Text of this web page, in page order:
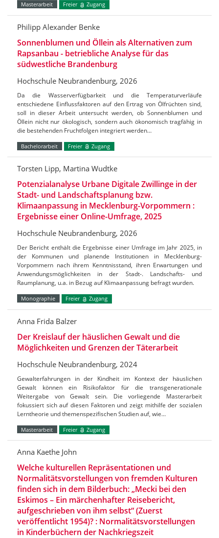
Masterarbeit Freier Zugang
Philipp Alexander Benke
Sonnenblumen und Öllein als Alternativen zum
Rapsanbau - betriebliche Analyse für das
südwestliche Brandenburg
Hochschule Neubrandenburg, 2026
Da die Wasserverfügbarkeit und die Temperaturverläufe
entschiedene Einflussfaktoren auf den Ertrag von Ölfrüchten sind,
soll in dieser Arbeit untersucht werden, ob Sonnenblumen und
Öllein nicht nur ökologisch, sondern auch ökonomisch tragfähig in
die bestehenden Fruchtfolgen integriert werden…
Bachelorarbeit Freier Zugang
Torsten Lipp, Martina Wudtke
Potenzialanalyse Urbane Digitale Zwillinge in der
Stadt- und Landschaftsplanung bzw.
Klimaanpassung in Mecklenburg-Vorpommern :
Ergebnisse einer Online-Umfrage, 2025
Hochschule Neubrandenburg, 2026
Der Bericht enthält die Ergebnisse einer Umfrage im Jahr 2025, in
der Kommunen und planende Institutionen in Mecklenburg-
Vorpommern nach ihrem Kenntnisstand, ihren Erwartungen und
Anwendungsmöglichkeiten in der Stadt-. Landschafts- und
Raumplanung, u.a. in Bezug auf Klimaanpassung befragt wurden.
Monographie Freier Zugang
Anna Frida Balzer
Der Kreislauf der häuslichen Gewalt und die
Möglichkeiten und Grenzen der Täterarbeit
Hochschule Neubrandenburg, 2024
Gewalterfahrungen in der Kindheit im Kontext der häuslichen
Gewalt können ein Risikofaktor für die transgenerationale
Weitergabe von Gewalt sein. Die vorliegende Masterarbeit
fokussiert sich auf diesen Faktoren und zeigt mithilfe der sozialen
Lerntheorie und themenspezifischen Studien auf, wie…
Masterarbeit Freier Zugang
Anna Kaethe John
Welche kulturellen Repräsentationen und
Normalitätsvorstellungen von fremden Kulturen
finden sich in dem Bilderbuch: „Mecki bei den
Eskimos – Ein märchenhafter Reisebericht,
aufgeschrieben von ihm selbst“ (Zuerst
veröffentlicht 1954)? : Normalitätsvorstellungen
in Kinderbüchern der Nachkriegszeit